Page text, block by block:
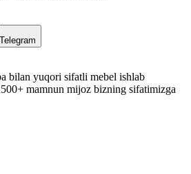
Telegram
bilan yuqori sifatli mebel ishlab
mamnun mijoz bizning sifatimizga